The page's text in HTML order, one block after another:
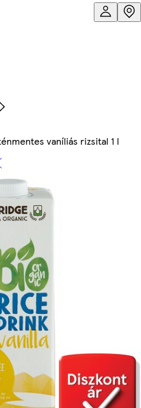
vaníliás rizsital 1 l